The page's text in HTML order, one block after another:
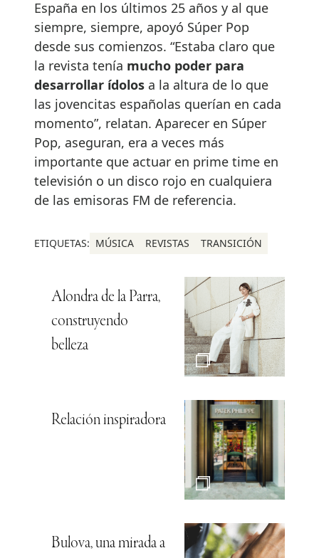
España en los últimos 25 años y al que
siempre, siempre, apoyó Súper Pop
desde sus comienzos. “Estaba claro que
la revista tenía mucho poder para
desarrollar ídolos a la altura de lo que
las jovencitas españolas querían en cada
momento”, relatan. Aparecer en Súper
Pop, aseguran, era a veces más
importante que actuar en prime time en
televisión o un disco rojo en cualquiera
de las emisoras FM de referencia.
ETIQUETAS: MÚSICA REVISTAS TRANSICIÓN
Alondra de la Parra,
construyendo
belleza
Relación inspiradora
Bulova, una mirada a